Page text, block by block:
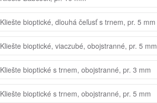
Kliešte bioptické, dlouhá čeľusť s trnem, pr. 5 mm
Kliešte bioptické, viaczubé, obojstranné, pr. 5 mm
Kliešte bioptické s trnem, obojstranné, pr. 3 mm
Kliešte bioptické s trnem, obojstranné, pr. 5 mm